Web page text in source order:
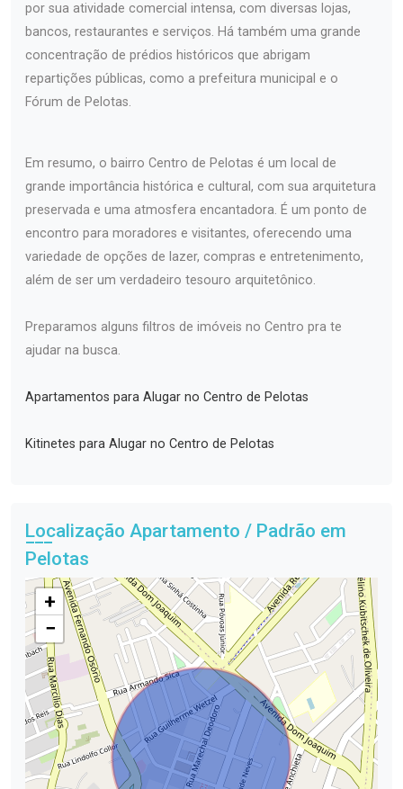
por sua atividade comercial intensa, com diversas lojas,
bancos, restaurantes e serviços. Há também uma grande
concentração de prédios históricos que abrigam
repartições públicas, como a prefeitura municipal e o
Fórum de Pelotas.
Em resumo, o bairro Centro de Pelotas é um local de
grande importância histórica e cultural, com sua arquitetura
preservada e uma atmosfera encantadora. É um ponto de
encontro para moradores e visitantes, oferecendo uma
variedade de opções de lazer, compras e entretenimento,
além de ser um verdadeiro tesouro arquitetônico.
Preparamos alguns filtros de imóveis no Centro pra te
ajudar na busca.
Apartamentos para Alugar no Centro de Pelotas
Kitinetes para Alugar no Centro de Pelotas
Localização Apartamento / Padrão em
Pelotas
+
−